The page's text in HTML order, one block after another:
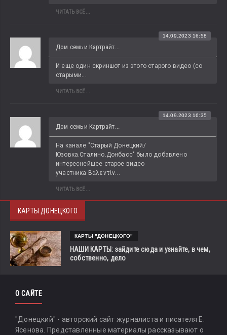
ЧИТАТЬ ВСЁ...
Дом семьи Картрайт...
14.09.2023 16:58
И еще один скриншот из этого старого видео (со
старыми...
ЧИТАТЬ ВСЁ...
Дом семьи Картрайт...
14.09.2023 16:35
На канале "Старый Донецкий/
Юзовка.Сталино.Донбасс" было добавлено
интереснейшее старое видео
участника Βαλεντίν...
ЧИТАТЬ ВСЁ...
КАРТЫ ДОНЕЦКОГО
КАРТЫ "ДОНЕЦКОГО"
НАШИ КАРТЫ: зайдите сюда и узнайте, в чем,
собственно, дело
О САЙТЕ
"Донецкий" - авторский сайт журналиста и писателя Е.
Ясенова. Представленные материалы рассказывают о